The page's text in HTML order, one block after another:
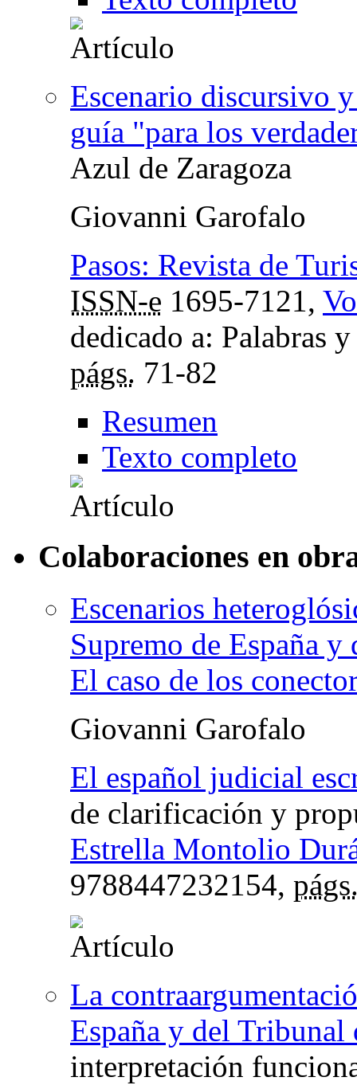
Escenario discursivo
guía "para los
Azul de Zaragoza
Giovanni Garofalo
Pasos: Revista de
ISSN-e 1695-7121,
dedicado a: Palabras
págs. 71-82
Resumen
Texto completo
Colaboraciones en
Escenarios
Supremo de España
El caso de los
Giovanni Garofalo
El español judicial
de clarificación y
Estrella Montolio
9788447232154,
La
España y del Tribunal
interpretación